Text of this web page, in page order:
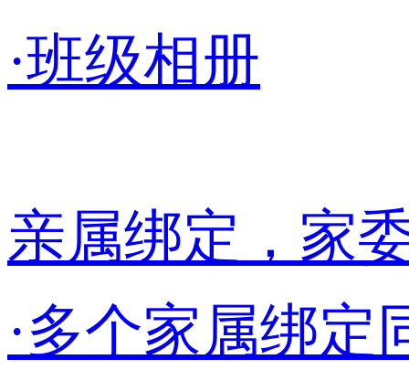
·班级相册
亲属绑定，家
·多个家属绑定